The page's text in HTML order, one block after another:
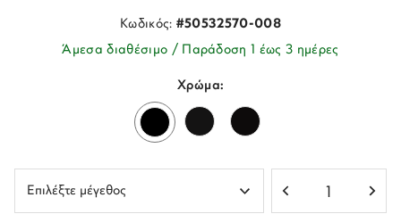
Κωδικός: #50532570-008
Άμεσα διαθέσιμο / Παράδοση 1 έως 3 ημέρες
Χρώμα: